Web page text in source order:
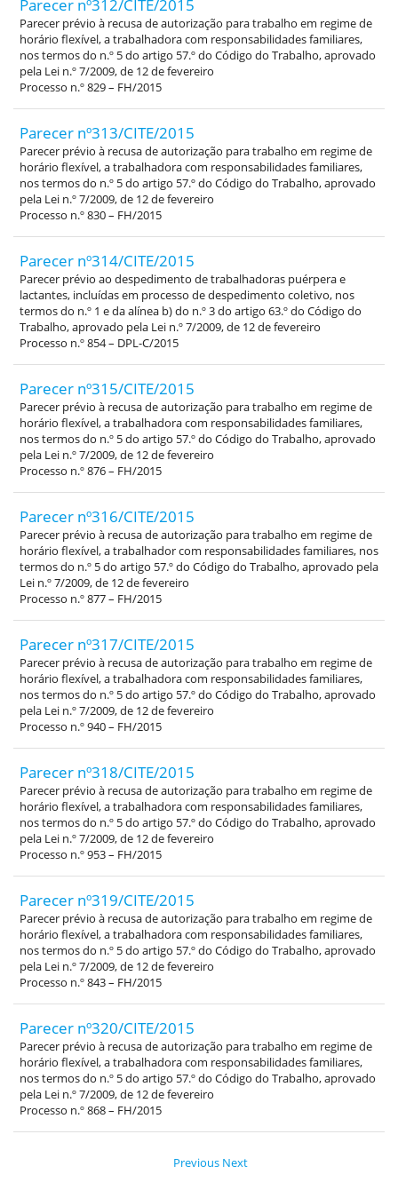
Parecer nº312/CITE/2015
Parecer prévio à recusa de autorização para trabalho em regime de
horário flexível, a trabalhadora com responsabilidades familiares,
nos termos do n.º 5 do artigo 57.º do Código do Trabalho, aprovado
pela Lei n.º 7/2009, de 12 de fevereiro
Processo n.º 829 – FH/2015
Parecer nº313/CITE/2015
Parecer prévio à recusa de autorização para trabalho em regime de
horário flexível, a trabalhadora com responsabilidades familiares,
nos termos do n.º 5 do artigo 57.º do Código do Trabalho, aprovado
pela Lei n.º 7/2009, de 12 de fevereiro
Processo n.º 830 – FH/2015
Parecer nº314/CITE/2015
Parecer prévio ao despedimento de trabalhadoras puérpera e
lactantes, incluídas em processo de despedimento coletivo, nos
termos do n.º 1 e da alínea b) do n.º 3 do artigo 63.º do Código do
Trabalho, aprovado pela Lei n.º 7/2009, de 12 de fevereiro
Processo n.º 854 – DPL-C/2015
Parecer nº315/CITE/2015
Parecer prévio à recusa de autorização para trabalho em regime de
horário flexível, a trabalhadora com responsabilidades familiares,
nos termos do n.º 5 do artigo 57.º do Código do Trabalho, aprovado
pela Lei n.º 7/2009, de 12 de fevereiro
Processo n.º 876 – FH/2015
Parecer nº316/CITE/2015
Parecer prévio à recusa de autorização para trabalho em regime de
horário flexível, a trabalhador com responsabilidades familiares, nos
termos do n.º 5 do artigo 57.º do Código do Trabalho, aprovado pela
Lei n.º 7/2009, de 12 de fevereiro
Processo n.º 877 – FH/2015
Parecer nº317/CITE/2015
Parecer prévio à recusa de autorização para trabalho em regime de
horário flexível, a trabalhadora com responsabilidades familiares,
nos termos do n.º 5 do artigo 57.º do Código do Trabalho, aprovado
pela Lei n.º 7/2009, de 12 de fevereiro
Processo n.º 940 – FH/2015
Parecer nº318/CITE/2015
Parecer prévio à recusa de autorização para trabalho em regime de
horário flexível, a trabalhadora com responsabilidades familiares,
nos termos do n.º 5 do artigo 57.º do Código do Trabalho, aprovado
pela Lei n.º 7/2009, de 12 de fevereiro
Processo n.º 953 – FH/2015
Parecer nº319/CITE/2015
Parecer prévio à recusa de autorização para trabalho em regime de
horário flexível, a trabalhadora com responsabilidades familiares,
nos termos do n.º 5 do artigo 57.º do Código do Trabalho, aprovado
pela Lei n.º 7/2009, de 12 de fevereiro
Processo n.º 843 – FH/2015
Parecer nº320/CITE/2015
Parecer prévio à recusa de autorização para trabalho em regime de
horário flexível, a trabalhadora com responsabilidades familiares,
nos termos do n.º 5 do artigo 57.º do Código do Trabalho, aprovado
pela Lei n.º 7/2009, de 12 de fevereiro
Processo n.º 868 – FH/2015
Previous Next